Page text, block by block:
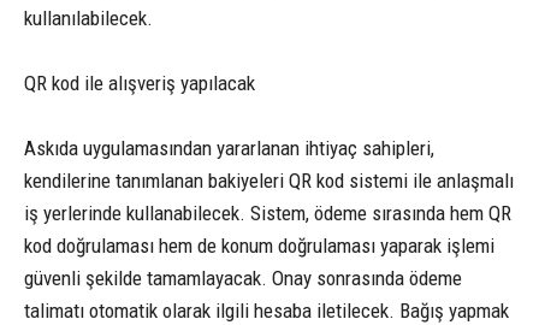
kullanılabilecek.
QR kod ile alışveriş yapılacak
Askıda uygulamasından yararlanan ihtiyaç sahipleri,
kendilerine tanımlanan bakiyeleri QR kod sistemi ile anlaşmalı
iş yerlerinde kullanabilecek. Sistem, ödeme sırasında hem QR
kod doğrulaması hem de konum doğrulaması yaparak işlemi
güvenli şekilde tamamlayacak. Onay sonrasında ödeme
talimatı otomatik olarak ilgili hesaba iletilecek. Bağış yapmak